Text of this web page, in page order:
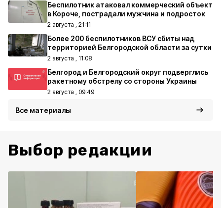
Беспилотник атаковал коммерческий объект
в Короче, пострадали мужчина и подросток
2 августа , 21:11
Более 200 беспилотников ВСУ сбиты над
территорией Белгородской области за сутки
2 августа , 11:08
Белгород и Белгородский округ подверглись
ракетному обстрелу со стороны Украины
2 августа , 09:49
Все материалы
Выбор редакции